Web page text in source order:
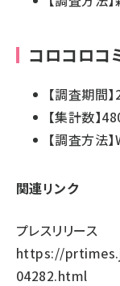
コロコロコ
【調査期間
【集計数】
【調査方法
関連リンク
プレスリリース
https://
04282.html